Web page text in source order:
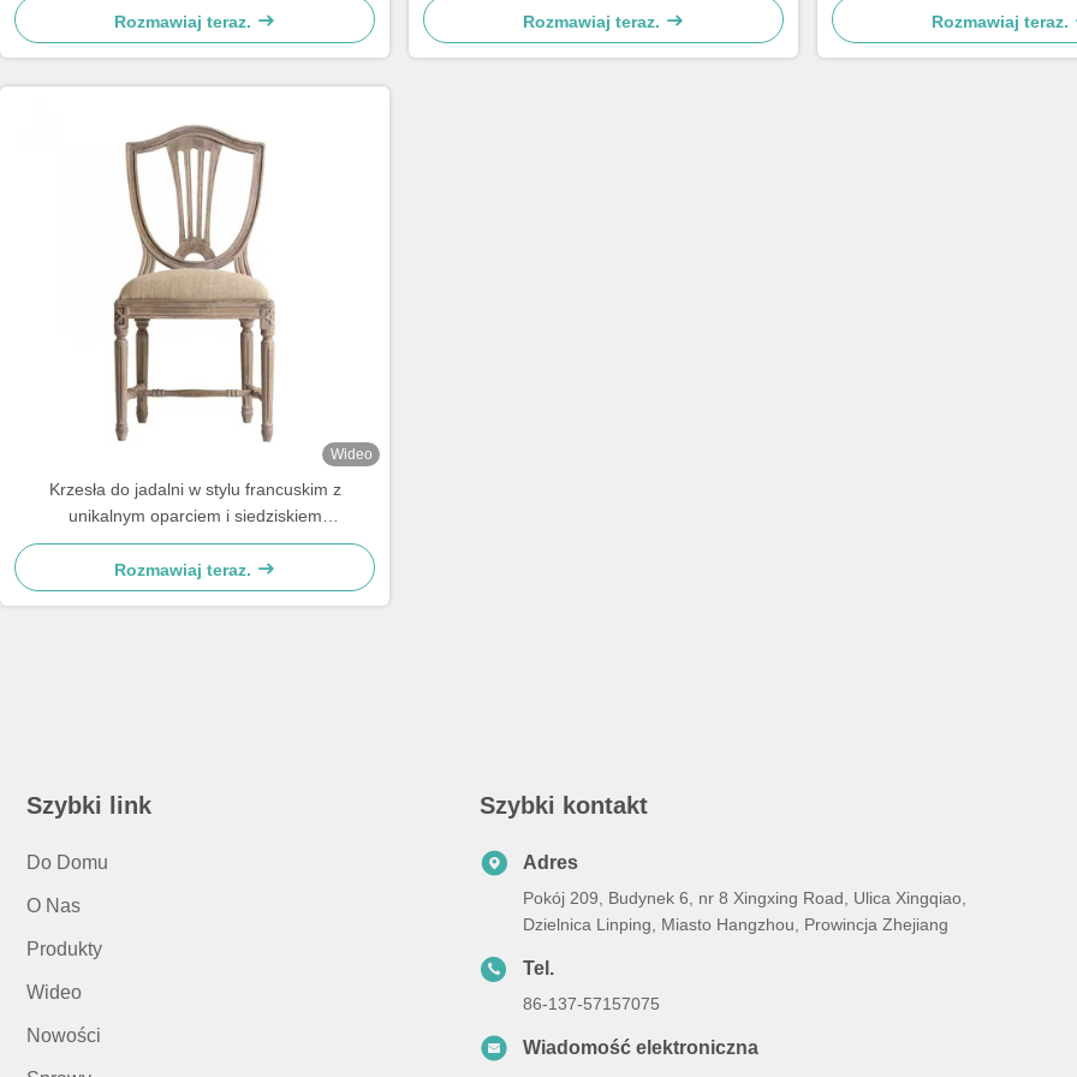
Rozmawiaj teraz.
Rozmawiaj teraz.
Rozmawiaj teraz.
Wideo
Krzesła do jadalni w stylu francuskim z
unikalnym oparciem i siedziskiem
tapicerowanym lnem
Rozmawiaj teraz.
Szybki link
Do Domu
O Nas
Produkty
Wideo
Nowości
Szybki kontakt
Adres
Pokój 209, Budynek 6, nr 8 Xingxing Road, Ulica Xingqiao,
Dzielnica Linping, Miasto Hangzhou, Prowincja Zhejiang
Tel.
86-137-57157075
Wiadomość elektroniczna